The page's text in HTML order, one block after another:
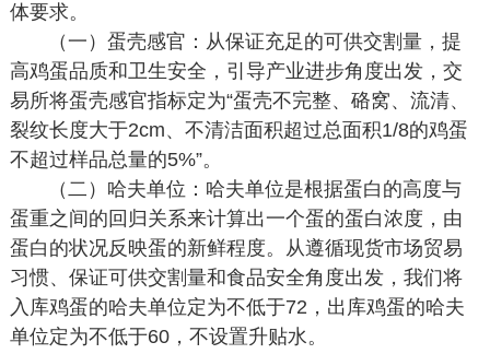
体要求。
（一）蛋壳感官：从保证充足的可供交割量，提
高鸡蛋品质和卫生安全，引导产业进步角度出发，交
易所将蛋壳感官指标定为“蛋壳不完整、硌窝、流清、
裂纹长度大于2cm、不清洁面积超过总面积1/8的鸡蛋
不超过样品总量的5%”。
（二）哈夫单位：哈夫单位是根据蛋白的高度与
蛋重之间的回归关系来计算出一个蛋的蛋白浓度，由
蛋白的状况反映蛋的新鲜程度。从遵循现货市场贸易
习惯、保证可供交割量和食品安全角度出发，我们将
入库鸡蛋的哈夫单位定为不低于72，出库鸡蛋的哈夫
单位定为不低于60，不设置升贴水。